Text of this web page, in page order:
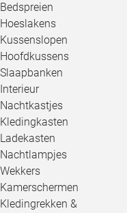
Bedspreien
Hoeslakens
Kussenslopen
Hoofdkussens
Slaapbanken
Interieur
Nachtkastjes
Kledingkasten
Ladekasten
Nachtlampjes
Wekkers
Kamerschermen
Kledingrekken &